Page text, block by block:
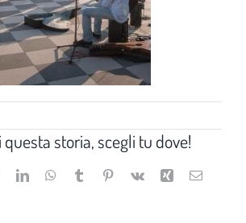
storia, scegli tu dove!
LinkedInWhatsApp
TumblrPinterest
Vk Xing Email